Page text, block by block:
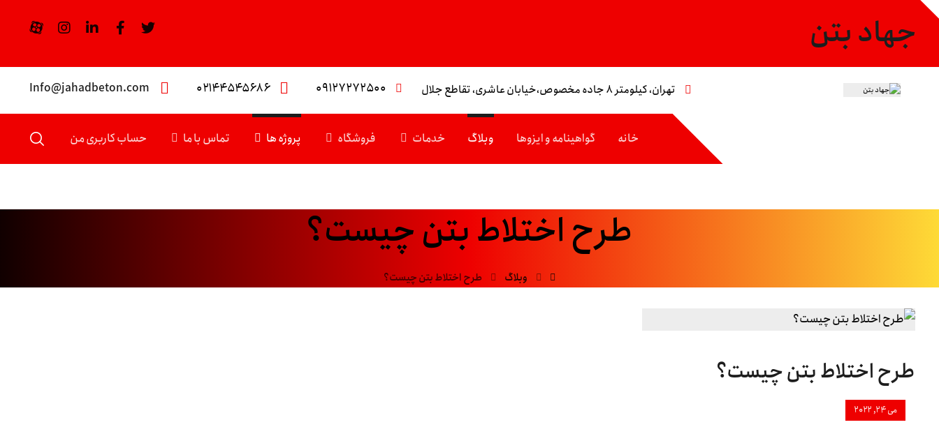
جهاد بتن
Info@jahadbeton.com ۰۲۱۴۴۵۴۵۶۸۶ ۰۹۱۲۷۲۷۲۵۰۰ تهران، کیلومتر ۸ جاده مخصوص،خیابان عاشری، تقاطع جلال
خانه گواهینامه و ایزوها وبلاگ خدمات فروشگاه پروژه ها تماس با ما حساب کاربری من
طرح اختلاط بتن چیست؟
وبلاگ طرح اختلاط بتن چیست؟
طرح اختلاط بتن چیست؟
می ۲۴, ۲۰۲۲